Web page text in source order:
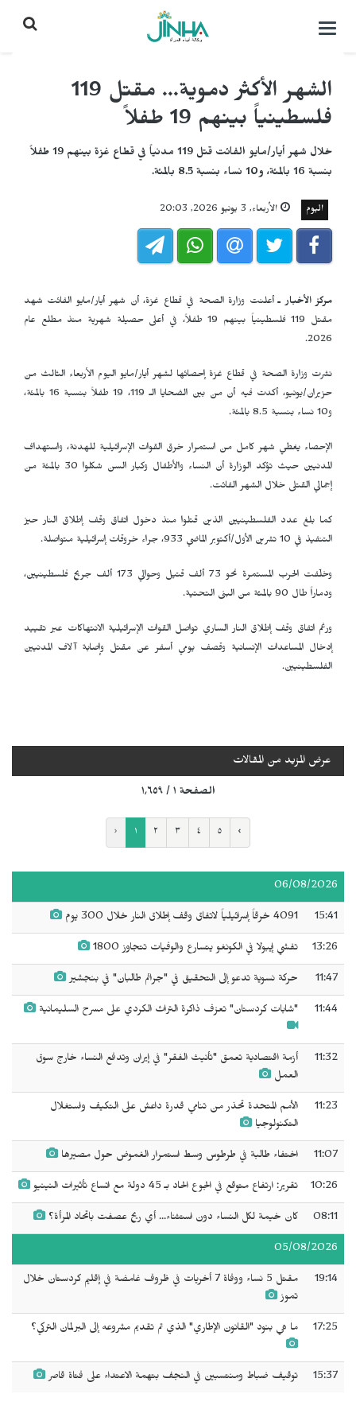
التحكم
الشهر الأكثر دموية... مقتل 119
فلسطينياً بينهم 19 طفلاً
خلال شهر أيار/مايو الفائت قتل 119 مدنياً في قطاع غزة بينهم 19 طفلاً
بنسبة 16 بالمئة، و10 نساء بنسبة 8.5 بالمئة.
اليوم الأربعاء, 3 يونيو 2026, 20:03
مركز الأخبار ـأعلنت وزارة الصحة في قطاع غزة، أن شهر أيار/مايو الفائت شهد
مقتل 119 فلسطينياً بينهم 19 طفلاً، في أعلى حصيلة شهرية منذ مطلع عام
2026.
نشرت وزارة الصحة في قطاع غزة إحصائها لشهر أيار/مايو اليوم الأربعاء الثالث من
حزيران/يونيو، أكدت فيه أن من بين الضحايا الـ 119، 19 طفلاً بنسبة 16 بالمئة،
و10 نساء بنسبة 8.5 بالمئة.
الإحصاء يغطي شهر كامل من استمرار خرق القوات الإسرائيلية للهدنة، واستهداف
المدنيين حيث تؤكد الوزارة أن النساء والأطفال وكبار السن شكلوا 30 بالمئة من
إجمالي القتلى خلال الشهر الفائت.
كما بلغ عدد الفلسطينيين الذين قتلوا منذ دخول اتفاق وقف إطلاق النار حيز
التنفيذ في 10 تشرين الأول/أكتوبر الماضي 933، جراء خروقات إسرائيلية متواصلة.
وخلّفت الحرب المستمرة نحو 73 ألف قتيل وحوالي 173 ألف جريح فلسطينيين،
ودماراً طال 90 بالمئة من البنى التحتية.
ورغم اتفاق وقف إطلاق النار الساري تواصل القوات الإسرائيلية الانتهاكات عبر تقييد
إدخال المساعدات الإنسانية وقصف يومي أسفر عن مقتل وإصابة آلاف المدنيين
الفلسطينيين.
عرض المزيد من المقالات
الصفحة ١ / ١٬٦٥٩
‹ ١ ٢ ٣ ٤ ٥ ›
06/08/2026
15:41 4091 خرقاً إسرائيلياً لاتفاق وقف إطلاق النار خلال 300 يوم
13:26 تفشي إيبولا في الكونغو يتسارع والوفيات تتجاوز 1800
11:47 حركة نسوية تدعو إلى التحقيق في "جرائم طالبان" في بنجشير
11:44 "شابات كردستان" تعزف ذاكرة التراث الكردي على مسرح السليمانية
11:32
أزمة اقتصادية تعمق "تأنيث الفقر" في إيران وتدفع النساء خارج سوق
العمل
11:23
الأمم المتحدة تحذر من تنامي قدرة داعش على التكيف واستغلال
التكنولوجيا
11:07 اختفاء طالبة في طرطوس وسط استمرار الغموض حول مصيرها
10:26 تقرير: ارتفاع متوقع في الجوع الحاد بـ 45 دولة مع اتساع تأثيرات النينيو
08:11 كان خيمة لكل النساء دون استثناء... أي ريح عصفت باتحاد المرأة؟
05/08/2026
19:14
مقتل 5 نساء ووفاة 7 أخريات في ظروف غامضة في إقليم كردستان خلال
تموز
17:25 ما هي بنود "القانون الإطاري" الذي تم تقديم مشروعه إلى البرلمان التركي؟
15:37 توقيف ضباط ومنتسبين في النجف بتهمة الاعتداء على فتاة قاصر